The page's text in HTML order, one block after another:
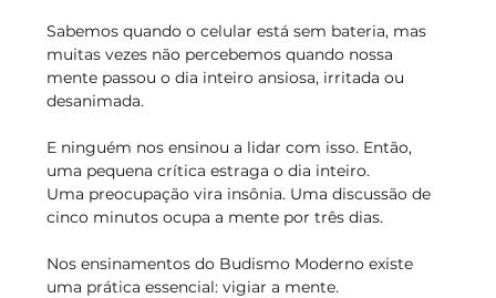
Sabemos quando o celular está sem bateria, mas
muitas vezes não percebemos quando nossa
mente passou o dia inteiro ansiosa, irritada ou
desanimada.
E ninguém nos ensinou a lidar com isso. Então,
uma pequena crítica estraga o dia inteiro.
Uma preocupação vira insônia. Uma discussão de
cinco minutos ocupa a mente por três dias.
Nos ensinamentos do Budismo Moderno existe
uma prática essencial: vigiar a mente.